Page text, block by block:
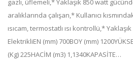
gazlı, üflemeli,* Yaklaşık 850 watt
aralıklarında çalışan,* Kullanıcı
ısıcam, termostatlı ısı kontrollü,*
ElektrikliEN (mm) 700BOY (mm)
(Kg) 225HACİM (m3) 1,1340KAPASİTE…